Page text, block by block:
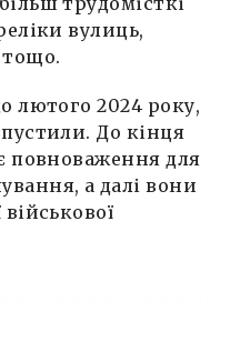
вулиць,
тощо.
лютого 2024 року,
До кінця
повноваження для
а далі вони